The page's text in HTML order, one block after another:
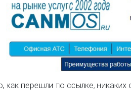
как перешли по ссылке,